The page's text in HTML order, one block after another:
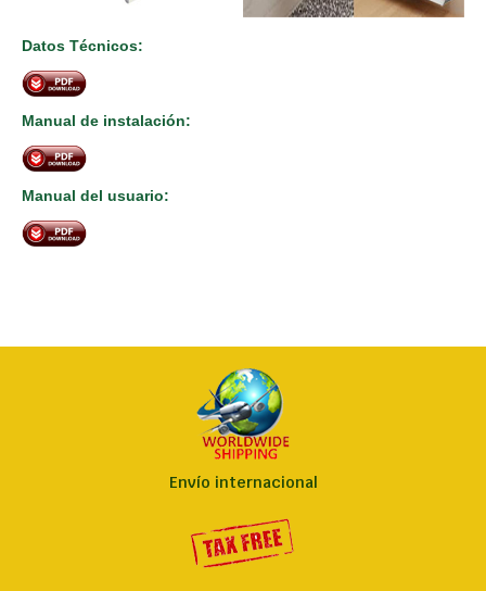
Datos Técnicos:
Manual de instalación:
Manual del usuario:
Envío internacional